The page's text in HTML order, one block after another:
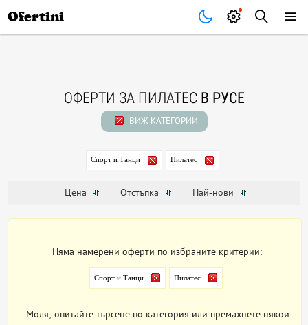
Ofertini
ОФЕРТИ ЗА ПИЛАТЕС В РУСЕ
ВИЖ КАТЕГОРИИ
Спорт и Танци Пилатес
Цена Отстъпка Най-нови
Няма намерени оферти по избраните критерии:
Спорт и Танци Пилатес
Моля, опитайте търсене по категория или премахнете някои